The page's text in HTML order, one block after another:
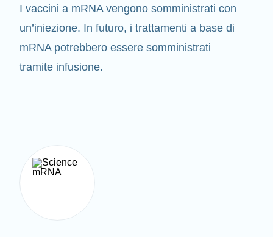
I vaccini a mRNA vengono somministrati con
un’iniezione. In futuro, i trattamenti a base di
mRNA potrebbero essere somministrati
tramite infusione.